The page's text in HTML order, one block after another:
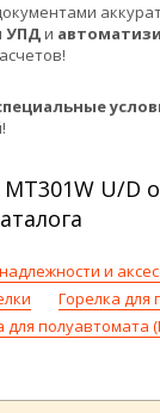
УПДи
MT301W U/D
и
Горелка для
для полуавтомата